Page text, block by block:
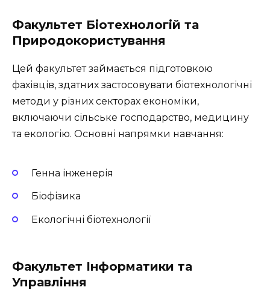
Факультет Біотехнологій та
Природокористування
Цей факультет займається підготовкою
фахівців, здатних застосовувати біотехнологічні
методи у різних секторах економіки,
включаючи сільське господарство, медицину
та екологію. Основні напрямки навчання:
Генна інженерія
Біофізика
Екологічні біотехнології
Факультет Інформатики та
Управління